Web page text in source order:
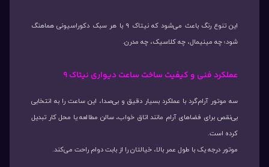
این تنوع رنگ باعث می‌شود که نیتاک 9 با هر سبک دکوراسیونی هماهنگ
شود؛ چه مینیمال، چه کلاسیک، چه مدرن.
عملکرد فنی و کیفیت ساخت ساعت دیواری نیتاک 9
سه موتور آرام‌گرد با عملکرد بسیار دقیق و بی‌صدا، این ساعت را به انتخابی
بی‌نقص برای فضاهای آرام مانند اتاق خواب، سالن مطالعه یا محل کار تبدیل
کرده است.
موتور درجه یک با طول عمر بالا، خیالتان را از بابت دوام راحت می‌کند.